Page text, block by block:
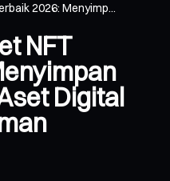
2026: Menyimp...
NFT
Digital